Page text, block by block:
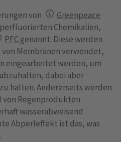
von
Greenpeace
Chemikalien,
PFCgenannt. Diese werden
Membranen verwendet,
eingearbeitet werden, um
dabei aber
halten. Andererseits werden
Regenprodukten
wasserabweisend
Abperleffekt ist das, was